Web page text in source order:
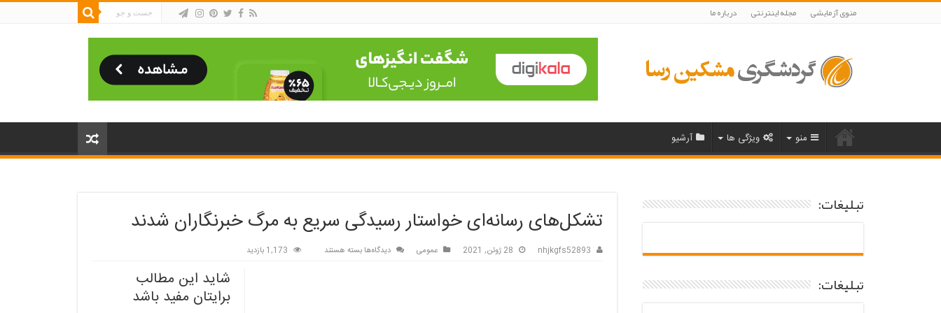
منوی آزمایشی مجله اینترنتی درباره ما
منو ویژگی ها آرشیو
تشکل‌های رسانه‌ای خواستار رسیدگی سریع به مرگ خبرنگاران شدند
nhjkgfs52893 28 ژوئن, 2021 عمومی دیدگاه‌ها برای
بسته هستند 1,173 بازدید
شاید این مطالب
برایتان مفید باشد
تبلیغات:
تبلیغات: